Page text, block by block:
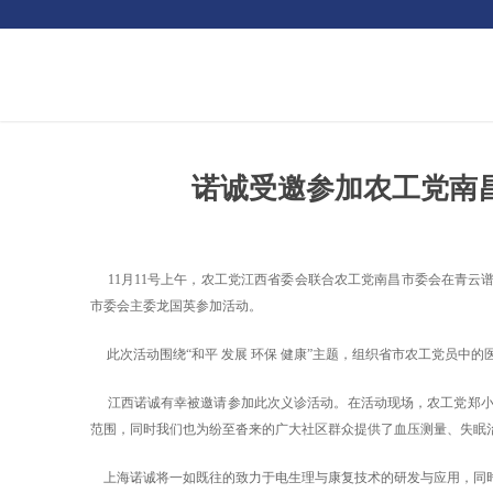
诺诚受邀参加农工党南
11月11号上午，农工党江西省委会联合农工党南昌市委会在青云
市委会主委龙国英参加活动。
此次活动围绕“和平 发展 环保 健康”主题，组织省市农工党员中
江西诺诚有幸被邀请参加此次义诊活动。在活动现场，农工党郑
范围，同时我们也为纷至沓来的广大社区群众提供了血压测量、失
上海诺诚将一如既往的致力于电生理与康复技术的研发与应用，